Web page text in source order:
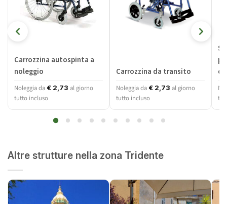
Carrozzina autospinta a
noleggio
Noleggia da € 2,73 al giorno
tutto incluso
Carrozzina da transito
Noleggia da € 2,73 al giorno
tutto incluso
Altre strutture nella zona Tridente